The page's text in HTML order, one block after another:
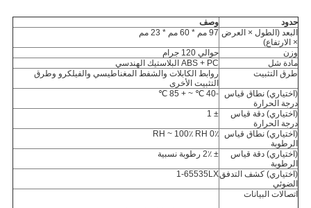
حدود
وصف
البعد (الطول × العرض
× الارتفاع)
97 مم * 60 مم * 23 مم
وزن
حوالي 120 جرام
مادة شل
ABS + PC البلاستيك الهندسي
طرق التثبيت
روابط الكابلات والشفط المغناطيسي والفيلكرو وطرق
التثبيت الأخرى
(اختياري) نطاق قياس
درجة الحرارة
-40 ℃ ~ + 85 ℃
(اختياري) دقة قياس
درجة الحرارة
± 1
(اختياري) نطاق قياس
الرطوبة
0٪ RH ~ 100٪ RH
(اختياري) دقة قياس
الرطوبة
± 2٪ رطوبة نسبية
(اختياري) كشف التدفق
الضوئي
1-65535LX
اتصالات البيانات